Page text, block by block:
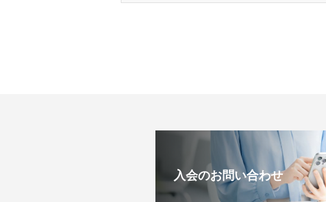
入会のお問い合わせ